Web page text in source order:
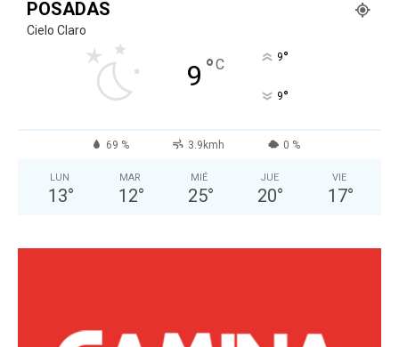
POSADAS
Cielo Claro
9 °C 9°
9°
69 % 3.9kmh 0 %
LUN
13°
MAR
12°
MIÉ
25°
JUE
20°
VIE
17°